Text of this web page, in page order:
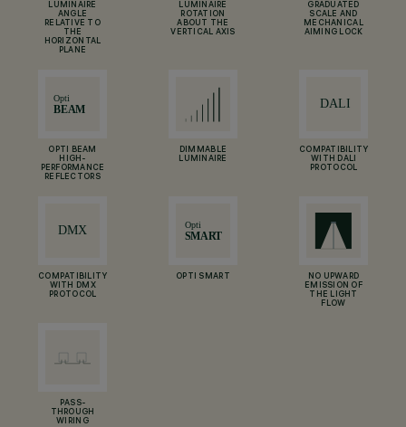
LUMINAIRE
ANGLE
RELATIVE TO
THE
HORIZONTAL
PLANE
LUMINAIRE
ROTATION
ABOUT THE
VERTICAL AXIS
GRADUATED
SCALE AND
MECHANICAL
AIMING LOCK
OPTI BEAM
HIGH-
PERFORMANCE
REFLECTORS
DIMMABLE
LUMINAIRE
COMPATIBILITY
WITH DALI
PROTOCOL
COMPATIBILITY
WITH DMX
PROTOCOL
OPTI SMART
NO UPWARD
EMISSION OF
THE LIGHT
FLOW
PASS-
THROUGH
WIRING